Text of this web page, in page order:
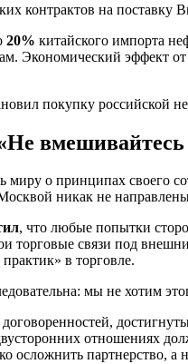
контрактов на поставку
20% китайского импорта
Экономический эффект
вмешивайтесь
о принципах своего
никак не направлены
, что любые попытки
торговые связи под
в торговле.
мы не хотим
отношениях
осложнить партнерство, а